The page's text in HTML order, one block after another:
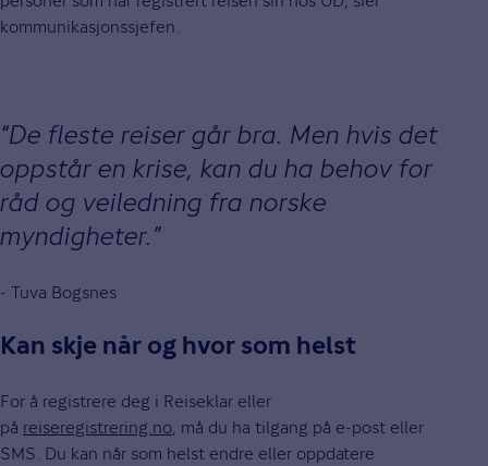
kommunikasjonssjefen.
De fleste reiser går bra. Men hvis det
oppstår en krise, kan du ha behov for
råd og veiledning fra norske
myndigheter.
- Tuva Bogsnes
Kan skje når og hvor som helst
For å registrere deg i Reiseklar eller
på reiseregistrering.no, må du ha tilgang på e-post eller
SMS. Du kan når som helst endre eller oppdatere